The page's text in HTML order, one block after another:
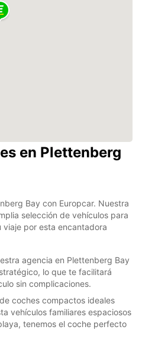
en Plettenberg
Bay con Europcar. Nuestra
selección de vehículos para
por esta encantadora
agencia en Plettenberg Bay
lo que te facilitará
sin complicaciones.
coches compactos ideales
vehículos familiares espaciosos
tenemos el coche perfecto